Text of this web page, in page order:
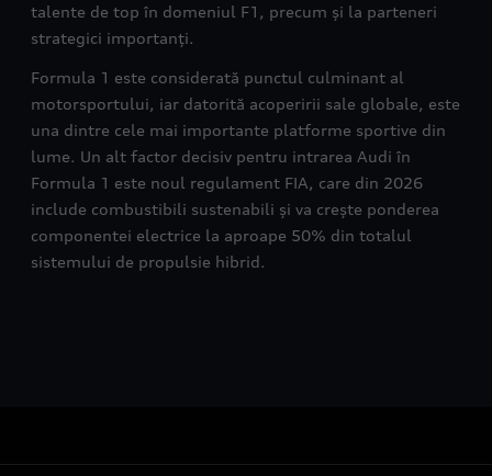
talente de top în domeniul F1, precum și la parteneri
strategici importanți.
Formula 1 este considerată punctul culminant al
motorsportului, iar datorită acoperirii sale globale, este
una dintre cele mai importante platforme sportive din
lume. Un alt factor decisiv pentru intrarea Audi în
Formula 1 este noul regulament FIA, care din 2026
include combustibili sustenabili și va crește ponderea
componentei electrice la aproape 50% din totalul
sistemului de propulsie hibrid.